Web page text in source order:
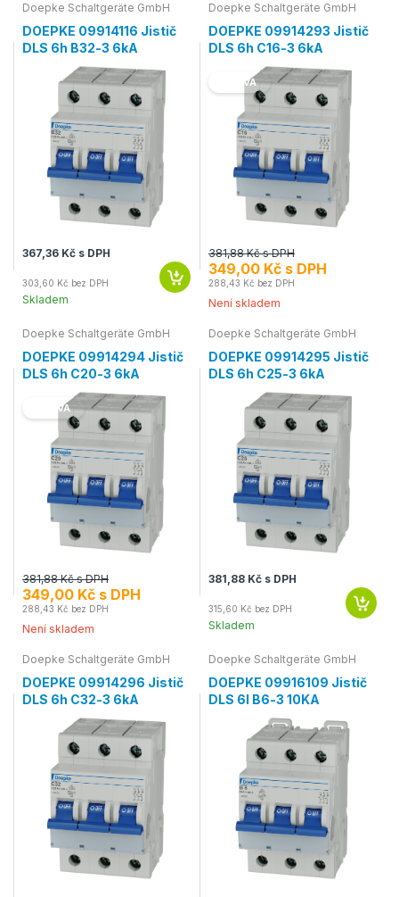
Doepke Schaltgeräte GmbH
DOEPKE 09914116 Jistič
DLS 6h B32-3 6kA
367,36 Kč s DPH
303,60 Kč bez DPH
Skladem
Doepke Schaltgeräte GmbH
DOEPKE 09914293 Jistič
DLS 6h C16-3 6kA
SLEVA
381,88 Kč s DPH
349,00 Kč s DPH
288,43 Kč bez DPH
Není skladem
Doepke Schaltgeräte GmbH
DOEPKE 09914294 Jistič
DLS 6h C20-3 6kA
SLEVA
381,88 Kč s DPH
349,00 Kč s DPH
288,43 Kč bez DPH
Není skladem
Doepke Schaltgeräte GmbH
DOEPKE 09914295 Jistič
DLS 6h C25-3 6kA
381,88 Kč s DPH
315,60 Kč bez DPH
Skladem
Doepke Schaltgeräte GmbH
DOEPKE 09914296 Jistič
DLS 6h C32-3 6kA
Doepke Schaltgeräte GmbH
DOEPKE 09916109 Jistič
DLS 6I B6-3 10KA